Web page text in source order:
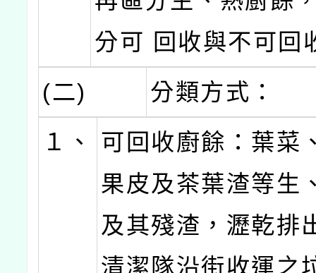
分可 回收與不可回
(二)
分類方式：
１、
可回收廚餘：葉菜
果皮及茶葉渣等生
及其殘渣，瀝乾排
清潔隊沿街收運之